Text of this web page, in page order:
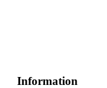
Information